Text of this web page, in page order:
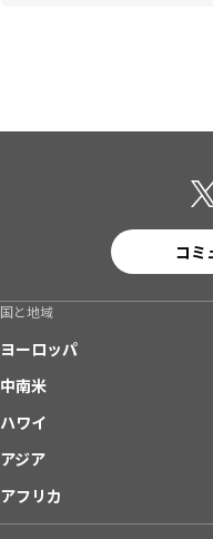
コミ
国と地域
ヨーロッパ
中南米
ハワイ
アジア
アフリカ